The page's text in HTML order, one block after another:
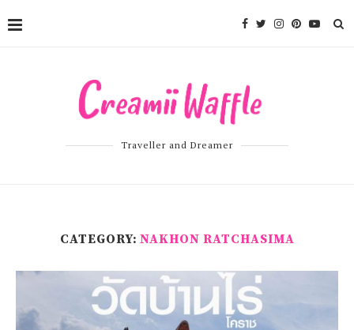
Traveller and Dreamer
CATEGORY: NAKHON RATCHASIMA